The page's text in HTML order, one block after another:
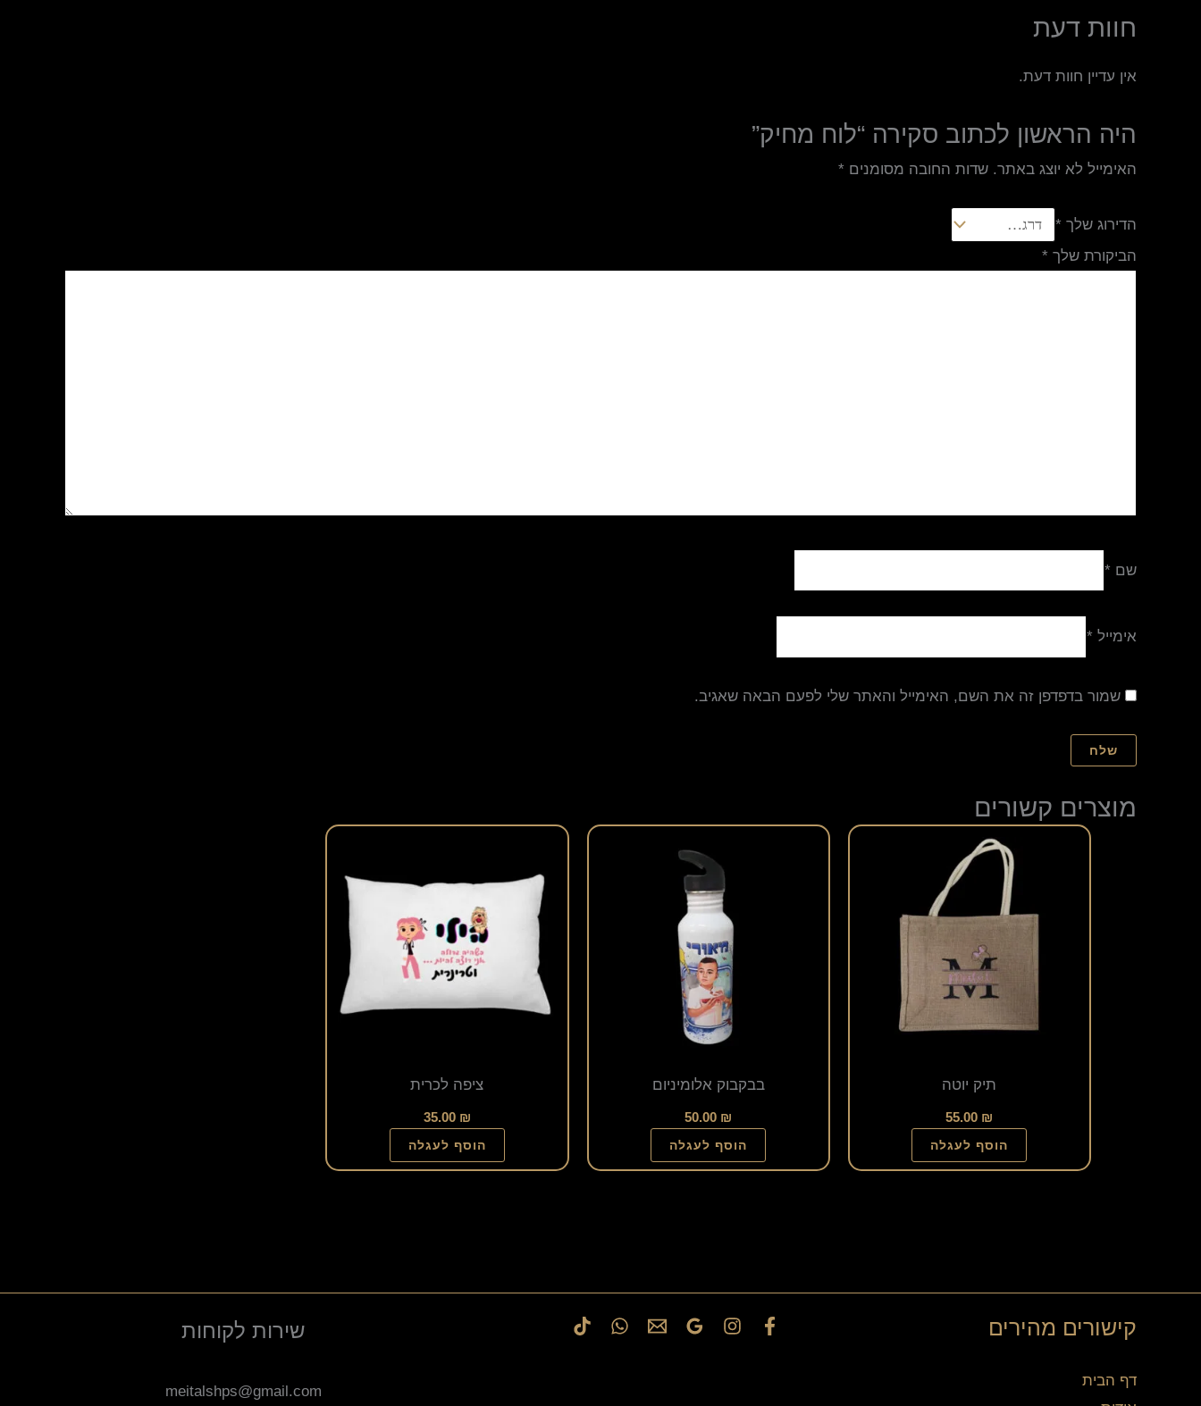
חוות דעת
אין עדיין חוות דעת.
היה הראשון לכתוב סקירה “לוח מחיק”
האימייל לא יוצג באתר. שדות החובה מסומנים *
הדירוג שלך *
הביקורת שלך *
שם *
אימייל *
שמור בדפדפן זה את השם, האימייל והאתר שלי לפעם הבאה שאגיב.
מוצרים קשורים
תיק יוטה
55.00 ₪
הוסף לעגלה
בבקבוק אלומיניום
50.00 ₪
הוסף לעגלה
ציפה לכרית
35.00 ₪
הוסף לעגלה
קישורים מהירים
דף הבית
שירות לקוחות
meitalshps@gmail.com